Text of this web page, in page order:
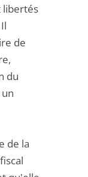
libertés
de
du
de la